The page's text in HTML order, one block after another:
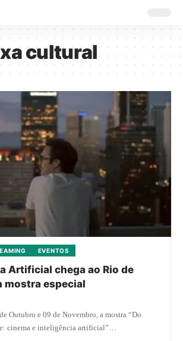
cultural
EVENTOS
Artificial chega ao Rio de
mostra especial
Outubro e 09 de Novembro, a mostra “Do
cinema e inteligência artificial”…